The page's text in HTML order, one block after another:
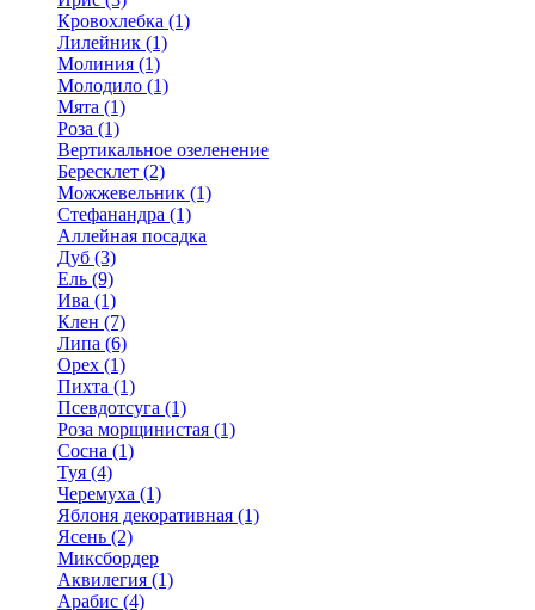
Кровохлебка (1)
Лилейник (1)
Молиния (1)
Молодило (1)
Мята (1)
Роза (1)
Вертикальное озеленение
Бересклет (2)
Можжевельник (1)
Стефанандра (1)
Аллейная посадка
Дуб (3)
Ель (9)
Ива (1)
Клен (7)
Липа (6)
Орех (1)
Пихта (1)
Псевдотсуга (1)
Роза морщинистая (1)
Сосна (1)
Туя (4)
Черемуха (1)
Яблоня декоративная (1)
Ясень (2)
Миксбордер
Аквилегия (1)
Арабис (4)